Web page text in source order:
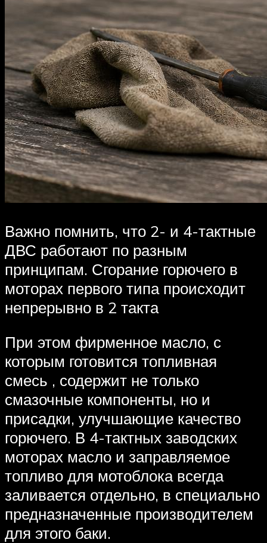
Важно помнить, что 2- и 4-тактные
ДВС работают по разным
принципам. Сгорание горючего в
моторах первого типа происходит
непрерывно в 2 такта
При этом фирменное масло, с
которым готовится топливная
смесь , содержит не только
смазочные компоненты, но и
присадки, улучшающие качество
горючего. В 4-тактных заводских
моторах масло и заправляемое
топливо для мотоблока всегда
заливается отдельно, в специально
предназначенные производителем
для этого баки.